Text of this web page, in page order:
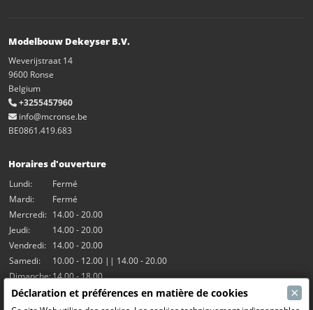
Modelbouw Dekeyser B.V.
Weverijstraat 14
9600 Ronse
Belgium
+3255457960
info@mcronse.be
BE0861.419.683
Horaires d'ouverture
Lundi:
Fermé
Mardi:
Fermé
Mercredi: 14.00 - 20.00
Jeudi:
14.00 - 20.00
Vendredi: 14.00 - 20.00
Samedi:
10.00 - 12.00 || 14.00 - 20.00
Dimanche:14.00 - 18.00
Déclaration et préférences en matière de cookies ×